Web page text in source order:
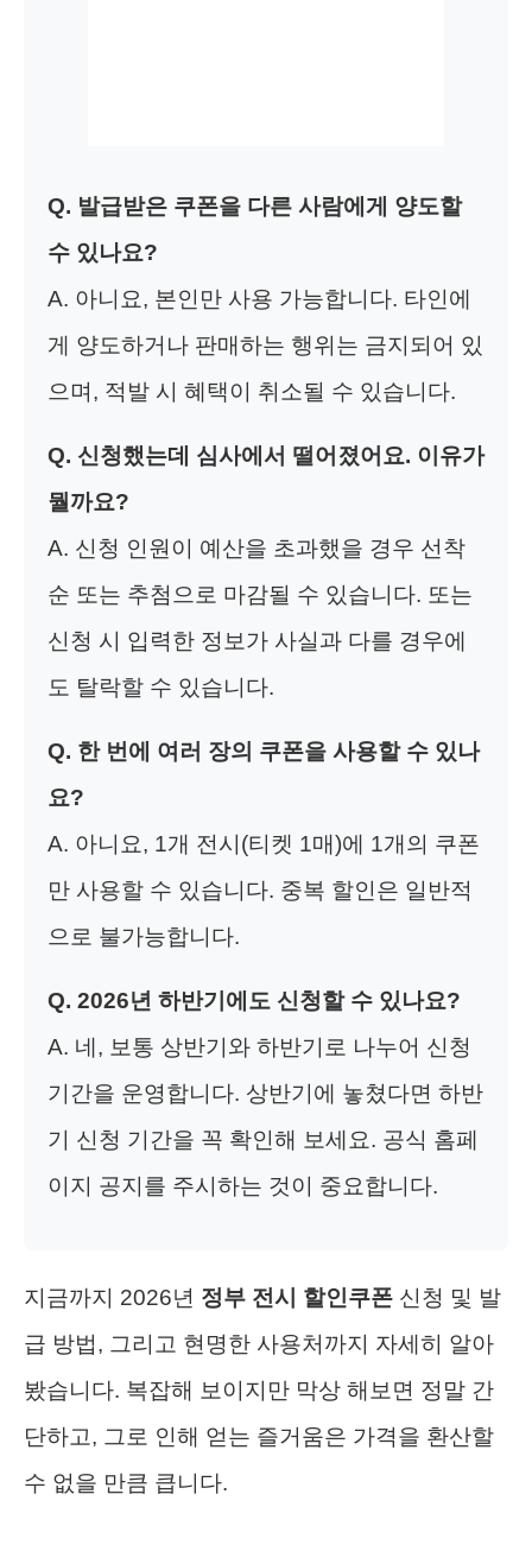
Q. 발급받은 쿠폰을 다른 사람에게 양도할
수 있나요?
A. 아니요, 본인만 사용 가능합니다. 타인에
게 양도하거나 판매하는 행위는 금지되어 있
으며, 적발 시 혜택이 취소될 수 있습니다.
Q. 신청했는데 심사에서 떨어졌어요. 이유가
뭘까요?
A. 신청 인원이 예산을 초과했을 경우 선착
순 또는 추첨으로 마감될 수 있습니다. 또는
신청 시 입력한 정보가 사실과 다를 경우에
도 탈락할 수 있습니다.
Q. 한 번에 여러 장의 쿠폰을 사용할 수 있나
요?
A. 아니요, 1개 전시(티켓 1매)에 1개의 쿠폰
만 사용할 수 있습니다. 중복 할인은 일반적
으로 불가능합니다.
Q. 2026년 하반기에도 신청할 수 있나요?
A. 네, 보통 상반기와 하반기로 나누어 신청
기간을 운영합니다. 상반기에 놓쳤다면 하반
기 신청 기간을 꼭 확인해 보세요. 공식 홈페
이지 공지를 주시하는 것이 중요합니다.
지금까지 2026년 정부 전시 할인쿠폰 신청 및 발
급 방법, 그리고 현명한 사용처까지 자세히 알아
봤습니다. 복잡해 보이지만 막상 해보면 정말 간
단하고, 그로 인해 얻는 즐거움은 가격을 환산할
수 없을 만큼 큽니다.